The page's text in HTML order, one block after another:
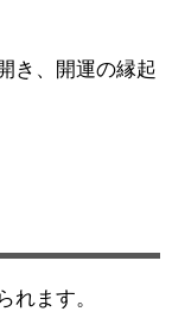
き、開運の縁起
れます。